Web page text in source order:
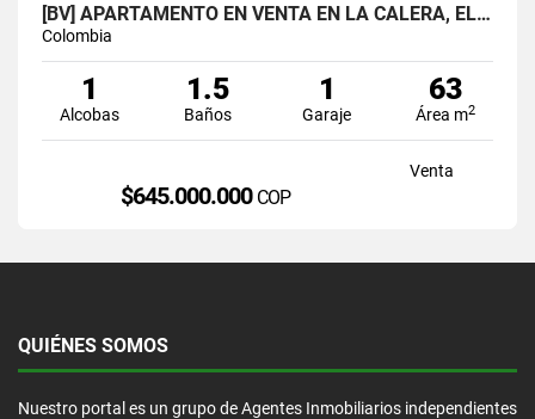
[BV] APARTAMENTO EN VENTA EN LA CALERA, EL POBLADO POR LA SUPERIOR
Colombia
1
Alcobas
1.5
Baños
1
Garaje
63
Área m2
Venta
$645.000.000 COP
QUIÉNES SOMOS
Nuestro portal es un grupo de Agentes Inmobiliarios independientes